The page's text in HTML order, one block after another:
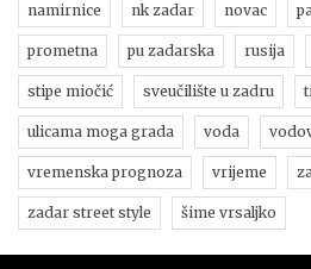
namirnice nk zadar novac
prometna pu zadarska rusija
stipe miočić sveučilište u zadru
ulicama moga grada voda
vremenska prognoza vrijeme
zadar street style šime vrsaljko